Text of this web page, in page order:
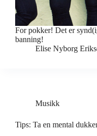
For pokker! Det er
banning!
Elise Nyborg
Musikk
Tips: Ta en mental